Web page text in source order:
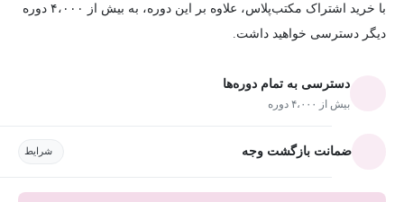
با خرید اشتراک مکتب‌پلاس، علاوه بر این دوره، به بیش از ۴،۰۰۰ دوره
دیگر دسترسی خواهید داشت.
دسترسی به تمام دوره‌ها
بیش از ۴،۰۰۰ دوره
ضمانت بازگشت وجه شرایط